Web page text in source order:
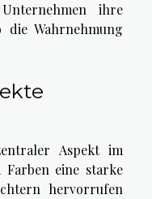
ihre
Wahrnehmung
Aspekt im
Farben eine starke
hervorrufen